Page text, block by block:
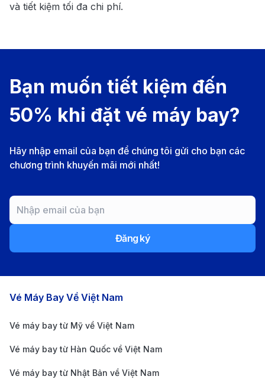
và tiết kiệm tối đa chi phí.
Bạn muốn tiết kiệm đến
50% khi đặt vé máy bay?
Hãy nhập email của bạn để chúng tôi gửi cho bạn các
chương trình khuyến mãi mới nhất!
Đăng ký
Các chặng bay nổi bật
Vé Máy Bay Về Việt Nam
Vé máy bay từ Mỹ về Việt Nam
Vé máy bay từ Hàn Quốc về Việt Nam
Vé máy bay từ Nhật Bản về Việt Nam